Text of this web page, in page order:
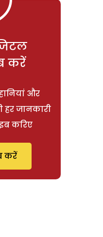
करें
और
हर जानकारी
करिए
करें